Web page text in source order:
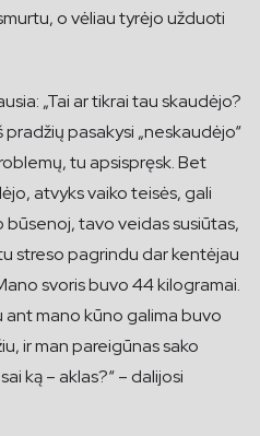
o vėliau tyrėjo užduoti
„Tai ar tikrai tau skaudėjo?
pasakysi „neskaudėjo“
tu apsispręsk. Bet
atvyks vaiko teisės, gali
būsenoj, tavo veidas susiūtas,
streso pagrindu dar kentėjau
svoris buvo 44 kilogramai.
mano kūno galima buvo
ir man pareigūnas sako
ką – aklas?“ – dalijosi